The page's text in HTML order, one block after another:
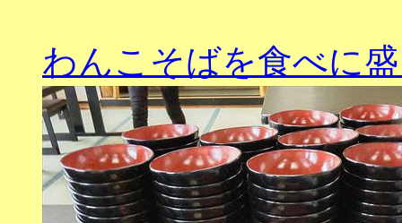
わんこそばを食べに